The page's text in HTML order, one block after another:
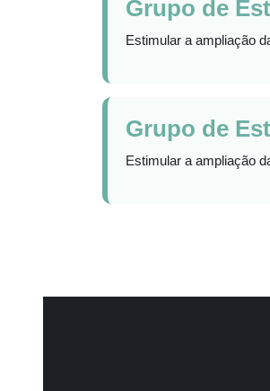
Grupo de
Estimular a ampliação
Grupo de
Estimular a ampliação